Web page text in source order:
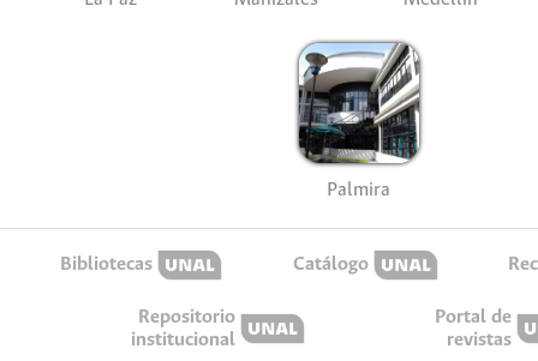
Palmira
Bibliotecas Catálogo
Repositorio
institucional
Portal de
revistas